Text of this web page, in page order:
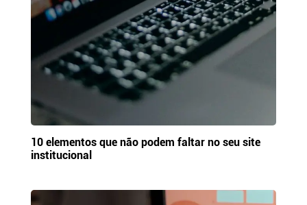
10 elementos que não podem faltar no seu site
institucional